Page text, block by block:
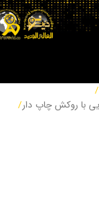
/
/